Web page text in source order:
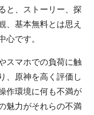
と、ストーリー、探
、基本無料とは思え
心です。
スマホでの負荷に触
、原神を高く評価し
作環境に何も不満が
魅力がそれらの不満